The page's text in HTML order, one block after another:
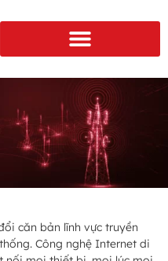
căn bản lĩnh vực truyền
Công nghệ Internet di